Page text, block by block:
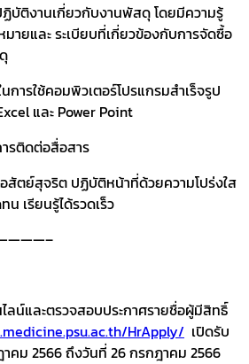
ฏิบัติงานเกี่ยวกับงานพัสดุ โดยมีความรู้
มายและ ระเบียบที่เกี่ยวข้องกับการจัดซื้อ
การใช้คอมพิวเตอร์โปรแกรมสําเร็จรูป
และ Power Point
ารติดต่อสื่อสาร
สัตย์สุจริต ปฏิบัติหน้าที่ด้วยความโปร่งใส
เรียนรู้ได้รวดเร็ว
ลน์และตรวจสอบประกาศรายชื่อผู้มีสิทธิ์
HrApply/ เปิดรับ
คม 2566 ถึงวันที่ 26 กรกฎาคม 2566